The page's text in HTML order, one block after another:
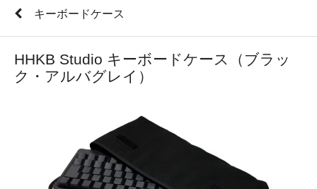
キーボードケース
HHKB Studio キーボードケース（ブラッ
ク・アルバグレイ）